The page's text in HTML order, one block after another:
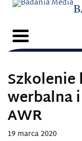
werbalna
AWR
19 marca 2020